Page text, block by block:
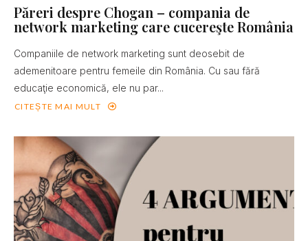
Păreri despre Chogan – compania de
network marketing care cucereşte România
Companiile de network marketing sunt deosebit de
ademenitoare pentru femeile din România. Cu sau fără
educaţie economică, ele nu par...
CITEȘTE MAI MULT